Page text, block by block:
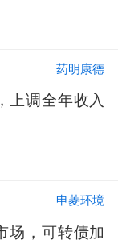
药明康德
上调全年收入
申菱环境
场，可转债加